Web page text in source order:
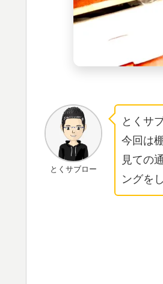
とくサブロー
とくサ
今回は
見ての
ングを